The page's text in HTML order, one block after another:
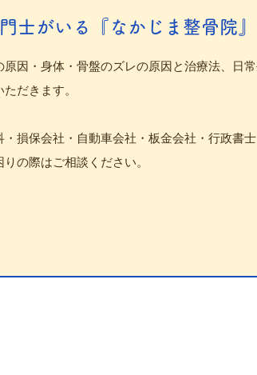
士がいる『なかじま整骨院
因・身体・骨盤のズレの原因と治療法、日
だきます。
損保会社・自動車会社・板金会社・行政書
の際はご相談ください。